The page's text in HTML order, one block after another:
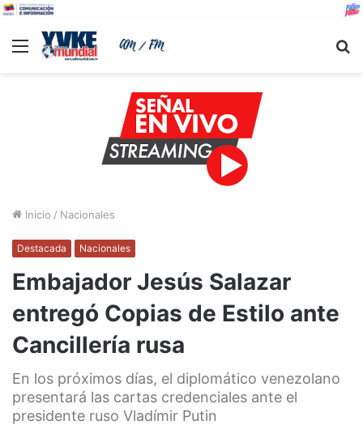
Menu
Inicio / Nacionales
Destacada Nacionales
Embajador Jesús Salazar
entregó Copias de Estilo ante
Cancillería rusa
En los próximos días, el diplomático venezolano
presentará las cartas credenciales ante el
presidente ruso Vladímir Putin